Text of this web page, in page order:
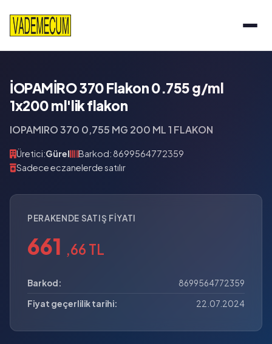
İOPAMİRO 370 Flakon 0.755 g/ml
1x200 ml'lik flakon
IOPAMIRO 370 0,755 MG 200 ML 1 FLAKON
Üretici:Gürel
Barkod: 8699564772359
Sadece eczanelerde satılır
PERAKENDE SATIŞ FIYATI
661 ,66 TL
Barkod:
8699564772359
Fiyat geçerlilik tarihi:
22.07.2024